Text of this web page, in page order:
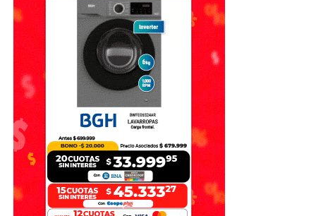
Además, remarcó que nunca dejó de esforzarse por la
Selección.
«Nunca me guardé una
gota de esfuerzo, nunca
dejé de creer y nunca dejé
de sentir esta camiseta
como el mayor honor de mi
vida».